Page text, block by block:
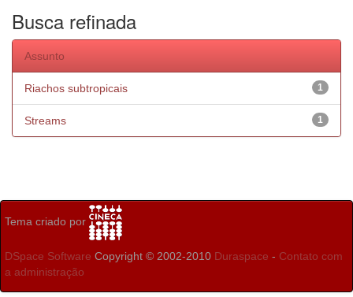
Busca refinada
Assunto
1
Riachos subtropicais
1
Streams
Tema criado por
DSpace Software Copyright © 2002-2010 Duraspace - Contato com
a administração